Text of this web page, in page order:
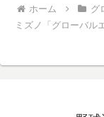
ホーム グ
ミズノ「グローバル